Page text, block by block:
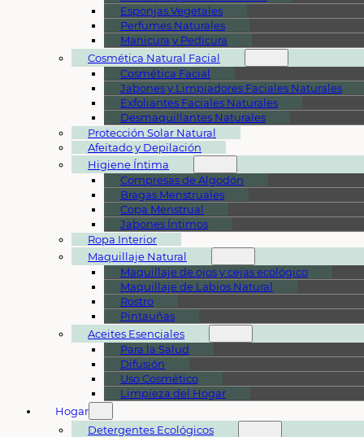
Esponjas Vegetales
Perfumes Naturales
Manicura y Pedicura
Cosmética Natural Facial
Cosmética Facial
Jabones y Limpiadores Faciales Naturales
Exfoliantes Faciales Naturales
Desmaquillantes Naturales
Protección Solar Natural
Afeitado y Depilación
Higiene Íntima
Compresas de Algodón
Bragas Menstruales
Copa Menstrual
Jabones Íntimos
Ropa Interior
Maquillaje Natural
Maquillaje de ojos y cejas ecológico
Maquillaje de Labios Natural
Rostro
Pintauñas
Aceites Esenciales
Para la Salud
Difusión
Uso Cosmético
Limpieza del Hogar
Hogar
Detergentes Ecológicos